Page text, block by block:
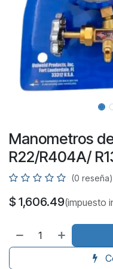
Manometros
R22/R404A/
(0 reseña)
$ 1,606.49(impuesto